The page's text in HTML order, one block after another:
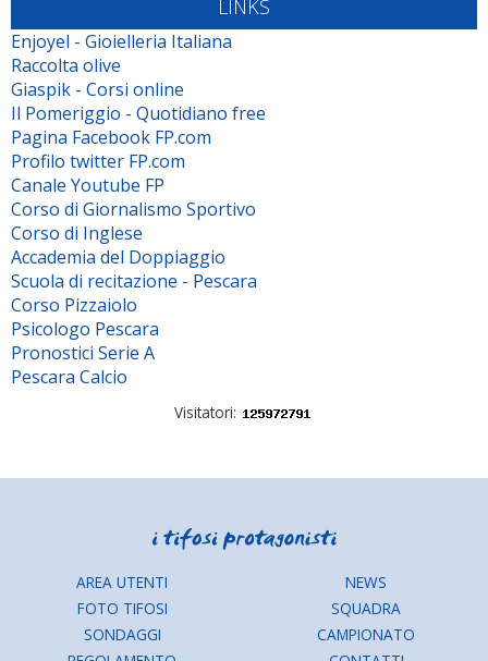
LINKS
Enjoyel - Gioielleria Italiana
Raccolta olive
Giaspik - Corsi online
Il Pomeriggio - Quotidiano free
Pagina Facebook FP.com
Profilo twitter FP.com
Canale Youtube FP
Corso di Giornalismo Sportivo
Corso di Inglese
Accademia del Doppiaggio
Scuola di recitazione - Pescara
Corso Pizzaiolo
Psicologo Pescara
Pronostici Serie A
Pescara Calcio
Visitatori:
AREA UTENTI
FOTO TIFOSI
SONDAGGI
NEWS
SQUADRA
CAMPIONATO